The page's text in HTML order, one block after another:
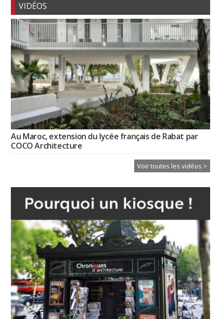
VIDÉOS
Au Maroc, extension du lycée français de Rabat par
COCO Architecture
Voir toutes les vidéos >